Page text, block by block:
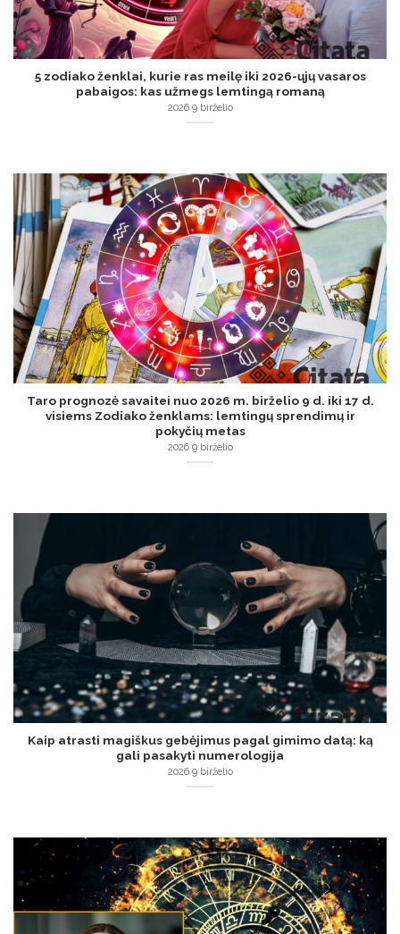
5 zodiako ženklai, kurie ras meilę iki 2026-ųjų vasaros
pabaigos: kas užmegs lemtingą romaną
2026 9 birželio
Taro prognozė savaitei nuo 2026 m. birželio 9 d. iki 17 d.
visiems Zodiako ženklams: lemtingų sprendimų ir
pokyčių metas
2026 9 birželio
Kaip atrasti magiškus gebėjimus pagal gimimo datą: ką
gali pasakyti numerologija
2026 9 birželio